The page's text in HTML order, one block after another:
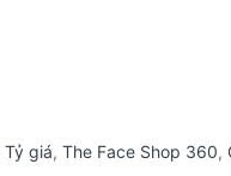
Tỷ giá, The Face Shop 360,